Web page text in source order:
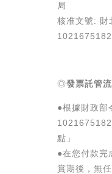
局
核准文號: 財
◎發票託管
●根據財政部
點」
●在您付款完
賞期後，無